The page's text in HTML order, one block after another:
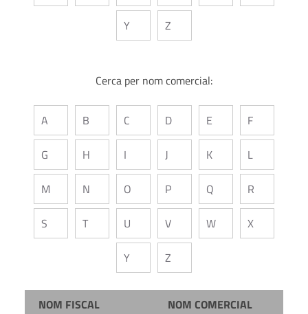
Y Z
Cerca per nom comercial:
A B C D E F
G H I J K L
M N O P Q R
S T U V W X
Y Z
NOM FISCAL NOM COMERCIAL